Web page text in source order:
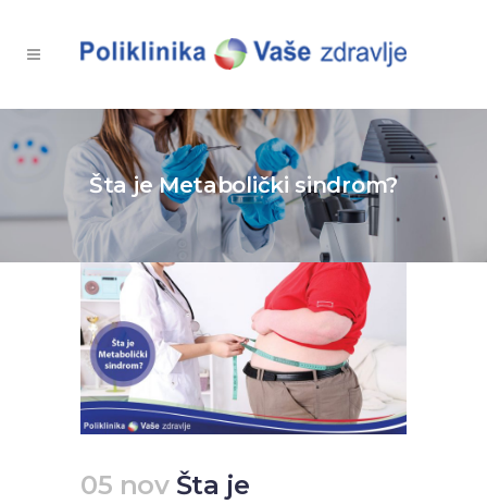
Šta je Metabolički sindrom?
05 novŠta je